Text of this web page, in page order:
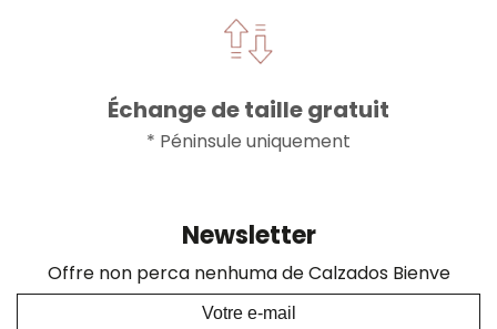
Échange de taille gratuit
* Péninsule uniquement
Newsletter
Offre non perca nenhuma de Calzados Bienve